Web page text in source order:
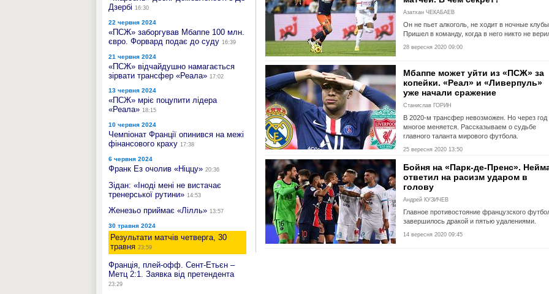
Дзербі 16:30
22 червня 2024
«ПСЖ» заборгував Мбаппе 100 млн.
євро. Форвард подає до суду 16:39
21 червня 2024
«ПСЖ» відчайдушно намагається
зірвати трансфер «Реала» 17:02
13 червня 2024
«ПСЖ» мріє поцупити лідера
«Реала» 18:15
10 червня 2024
Чемпіонат Франції опинився на межі
фінансового краху 17:38
6 червня 2024
Франк Ез очолив «Ніццу» 20:36
Зідан: «Іноді мені не вистачає
тренерської рутини» 14:53
Женезьо приймає «Лілль» 13:57
30 травня 2024
Результати матчів четверга, 30
травня 23:59
Франція, плей-офф. Сент-Етьєн –
Метц 2:1. Заявка від претендента
23:29
Азатхан ЧЕКАБАЕВ
Он не пьет алкоголь, не ходит в ночные клубы.
Пришел в команду, когда в него никто не
28 вересня 2020 09:00
Мбаппе может уйти из «ПСЖ» за
копейки. «Реал» и «Ливерпуль»
уже начали сражение
Станислав ГОРИН
В 2020-м трансфер невозможен. Но через год
многое меняется. Рассказываем о судьбе
главного таланта мирового футбола.
25 вересня 2020 13:50
Бойня на «Парк-де-Пренс».
ответил на расизм ударом в
голову
Андрей КУЗИЧЕВ
Главное противостояние французского
завершилось дракой и пятью удалениями.
14 вересня 2020 09:45